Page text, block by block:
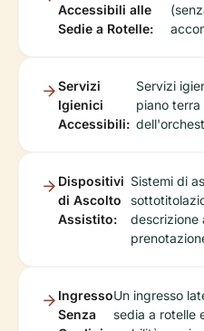
Accessibili alle
Sedie a Rotelle:
Servizi
Igienici
Accessibili:
Servizi
piano terra
Dispositivi
di Ascolto
Assistito:
Sistemi di
descrizione
Ingresso
Senza
Un ingresso
sedia a rotelle